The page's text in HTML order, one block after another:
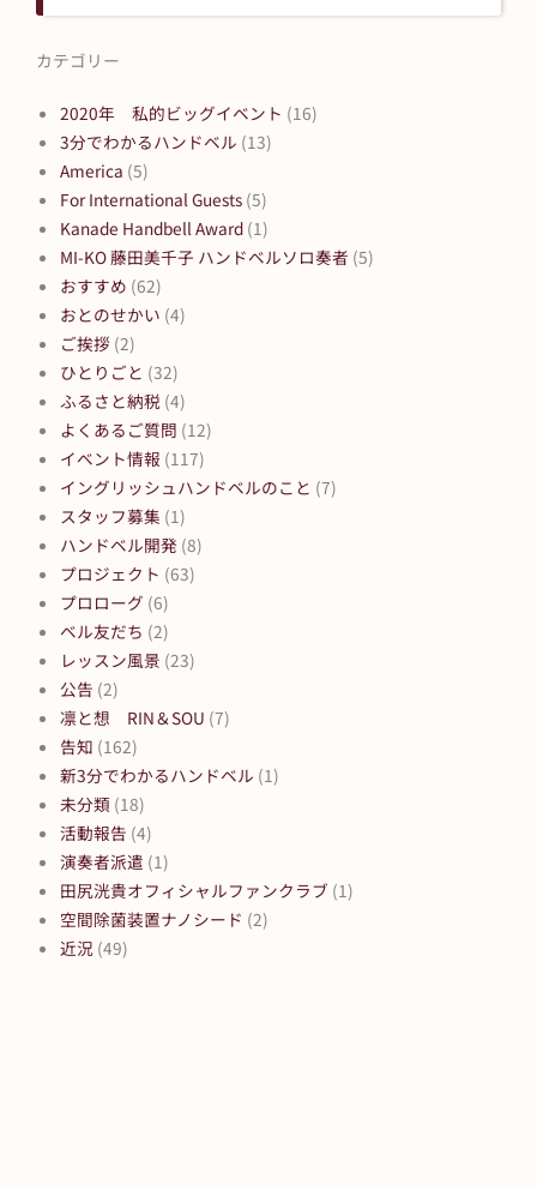
カテゴリー
2020年 私的ビッグイベント (16)
3分でわかるハンドベル (13)
America (5)
For International Guests (5)
Kanade Handbell Award (1)
MI-KO 藤田美千子 ハンドベルソロ奏者 (5)
おすすめ (62)
おとのせかい (4)
ご挨拶 (2)
ひとりごと (32)
ふるさと納税 (4)
よくあるご質問 (12)
イベント情報 (117)
イングリッシュハンドベルのこと (7)
スタッフ募集 (1)
ハンドベル開発 (8)
プロジェクト (63)
プロローグ (6)
ベル友だち (2)
レッスン風景 (23)
公告 (2)
凛と想 RIN＆SOU (7)
告知 (162)
新3分でわかるハンドベル (1)
未分類 (18)
活動報告 (4)
演奏者派遣 (1)
田尻洸貴オフィシャルファンクラブ (1)
空間除菌装置ナノシード (2)
近況 (49)